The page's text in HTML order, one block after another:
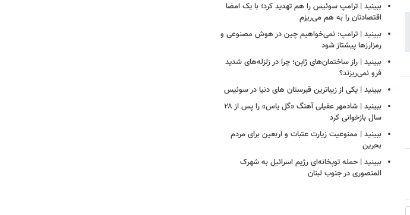
ببینید | ترامپ سوئیس را هم تهدید کرد؛ با یک امضا
اقتصادتان را به هم می‌ریزم
ببینید | ترامپ: نمی‌خواهیم چین در هوش مصنوعی و
رمزارزها پیشتاز شود
ببینید | راز ساختمان‌های ژاپن؛ چرا در زلزله‌های شدید
فرو نمی‌ریزند؟
ببینید | یکی از زیباترین قبرستان های دنیا در سوئیس
ببینید | شادمهر عقیلی آهنگ «گل یاس» را پس از ۲۸
سال بازخوانی کرد
ببینید | ممنوعیت زیارت عتبات و اربعین برای مردم
بحرین
ببینید | حمله توپخانه‌ای رژیم اسرائیل به شهرک
المنصوری در جنوب لبنان